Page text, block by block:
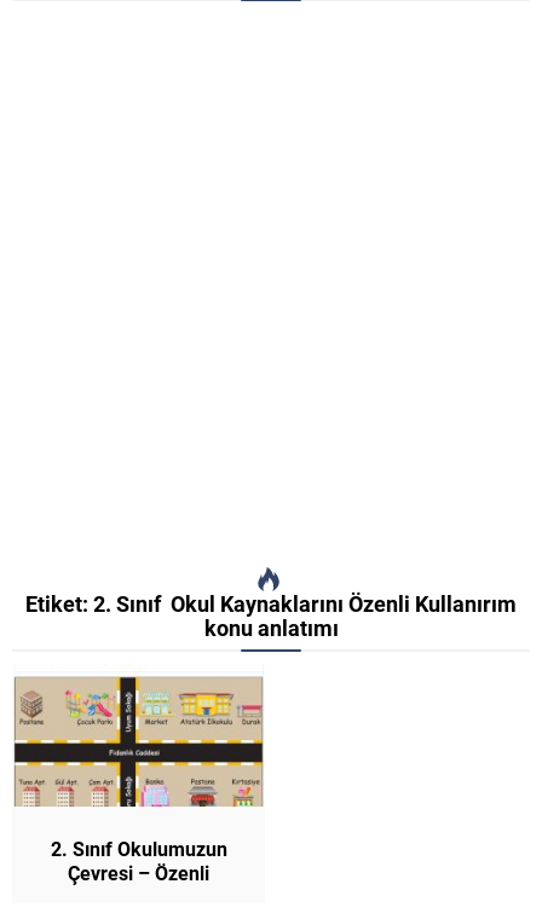
Etiket: 2. Sınıf Okul Kaynaklarını Özenli Kullanırım
konu anlatımı
2. Sınıf Okulumuzun
Çevresi – Özenli